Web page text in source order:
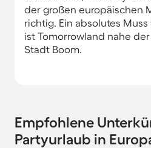
der großen europäischen
richtig. Ein absolutes
ist Tomorrowland nahe
Stadt Boom.
Empfohlene
Partyurlaub in